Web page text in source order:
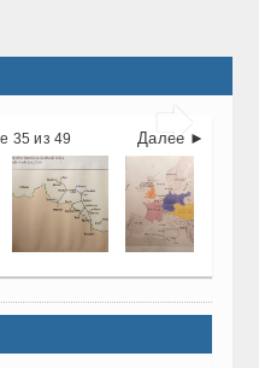

Далее ►
35 из 49